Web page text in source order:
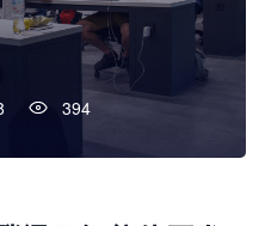
394